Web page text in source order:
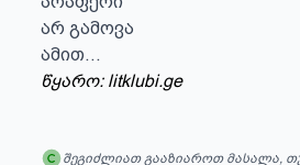
არ გამოვა
ამით...
წყარო: litklubi.ge
შეგიძლიათ გააზიაროთ მასალა,